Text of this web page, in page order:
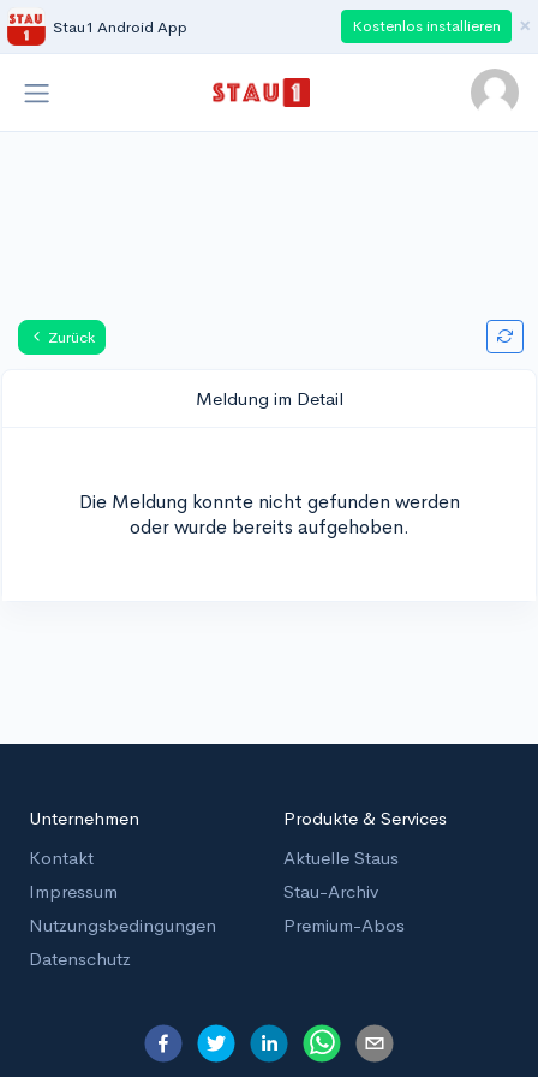
Stau1 Android App Kostenlos installieren ×
Zurück
Meldung im Detail
Die Meldung konnte nicht gefunden werden
oder wurde bereits aufgehoben.
Unternehmen
Kontakt
Impressum
Nutzungsbedingungen
Datenschutz
Produkte & Services
Aktuelle Staus
Stau-Archiv
Premium-Abos